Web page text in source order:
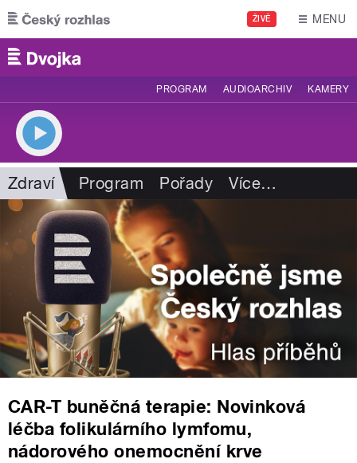
Přejít k hlavnímu obsahu
ŽIVĚ MENU
PROGRAM AUDIOARCHIV KAMERY
Zdraví Program Pořady Více…
CAR-T buněčná terapie: Novinková
léčba folikulárního lymfomu,
nádorového onemocnění krve